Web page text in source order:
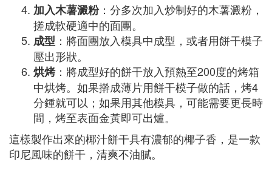
加入木薯澱粉：分多次加入炒制好的木薯澱粉，
搓成軟硬適中的面團。
成型 ：將面團放入模具中成型，或者用餅干模子
壓出形狀。
烘烤：將成型好的餅干放入預熱至200度的烤箱
中烘烤。如果擀成薄片用餅干模子做的話，烤4
分鍾就可以；如果用其他模具，可能需要更長時
間，烤至表面金黃即可出爐。
這樣製作出來的椰汁餅干具有濃郁的椰子香，是一款
印尼風味的餅干，清爽不油膩。